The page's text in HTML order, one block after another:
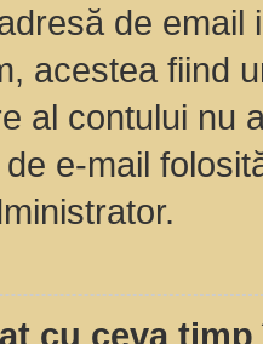
de
acestea fiind
al contului nu
e-mail
cu ceva